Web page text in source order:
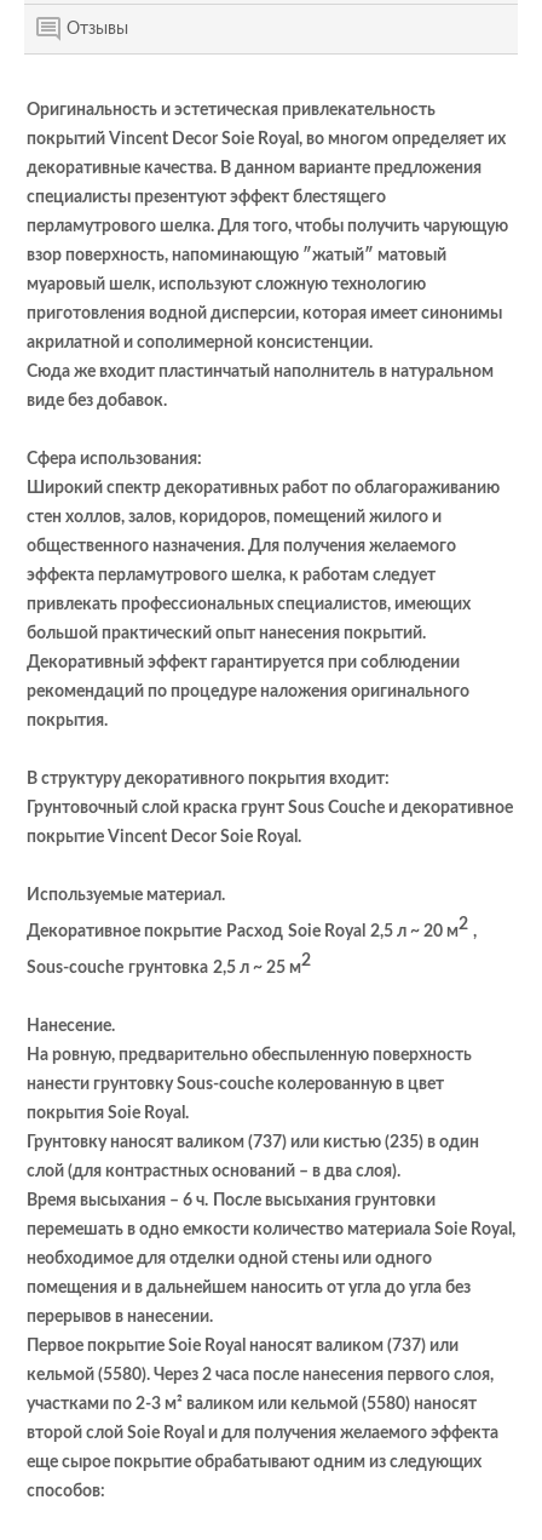
Отзывы
Оригинальность и эстетическая привлекательность
покрытий Vincent Decor Soie Royal, во многом определяет их
декоративные качества. В данном варианте предложения
специалисты презентуют эффект блестящего
перламутрового шелка. Для того, чтобы получить чарующую
взор поверхность, напоминающую ″жатый″ матовый
муаровый шелк, используют сложную технологию
приготовления водной дисперсии, которая имеет синонимы
акрилатной и сополимерной консистенции.
Сюда же входит пластинчатый наполнитель в натуральном
виде без добавок.
Сфера использования:
Широкий спектр декоративных работ по облагораживанию
стен холлов, залов, коридоров, помещений жилого и
общественного назначения. Для получения желаемого
эффекта перламутрового шелка, к работам следует
привлекать профессиональных специалистов, имеющих
большой практический опыт нанесения покрытий.
Декоративный эффект гарантируется при соблюдении
рекомендаций по процедуре наложения оригинального
покрытия.
В структуру декоративного покрытия входит:
Грунтовочный слой краска грунт Sous Couche и декоративное
покрытие Vincent Decor Soie Royal .
Используемые материал.
Декоративное покрытие Расход Soie Royal 2,5 л ~ 20 м2 ,
Sous-couche грунтовка 2,5 л ~ 25 м2
Нанесение.
На ровную, предварительно обеспыленную поверхность
нанести грунтовку Sous-couche колерованную в цвет
покрытия Soie Royal.
Грунтовку наносят валиком (737) или кистью (235) в один
слой (для контрастных оснований – в два слоя).
Время высыхания – 6 ч. После высыхания грунтовки
перемешать в одно емкости количество материала Soie Royal,
необходимое для отделки одной стены или одного
помещения и в дальнейшем наносить от угла до угла без
перерывов в нанесении.
Первое покрытие Soie Royal наносят валиком (737) или
кельмой (5580). Через 2 часа после нанесения первого слоя,
участками по 2-3 м² валиком или кельмой (5580) наносят
второй слой Soie Royal и для получения желаемого эффекта
еще сырое покрытие обрабатывают одним из следующих
способов: